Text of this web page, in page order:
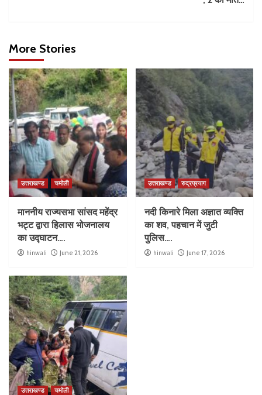
More Stories
उत्तराखण्ड चमोली
माननीय राज्यसभा सांसद महेंद्र
भट्ट द्वारा हिलास भोजनालय
का उद्घाटन….
hinwali June 21, 2026
उत्तराखण्ड रुद्रप्रयाग
नदी किनारे मिला अज्ञात व्यक्ति
का शव, पहचान में जुटी
पुलिस….
hinwali June 17, 2026
उत्तराखण्ड चमोली